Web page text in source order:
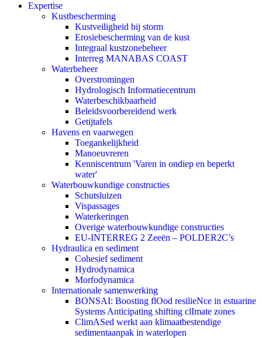
Expertise
Kustbescherming
Kustveiligheid bij storm
Erosiebescherming van de kust
Integraal kustzonebeheer
Interreg MANABAS COAST
Waterbeheer
Overstromingen
Hydrologisch Informatiecentrum
Waterbeschikbaarheid
Beleidsvoorbereidend werk
Getijtafels
Havens en vaarwegen
Toegankelijkheid
Manoeuvreren
Kenniscentrum 'Varen in ondiep en beperkt
water'
Waterbouwkundige constructies
Schutsluizen
Vispassages
Waterkeringen
Overige waterbouwkundige constructies
EU-INTERREG 2 Zeeën – POLDER2C’s
Hydraulica en sediment
Cohesief sediment
Hydrodynamica
Morfodynamica
Internationale samenwerking
BONSAI: Boosting flOod resilieNce in estuarine
Systems Anticipating shifting clImate zones
ClimASed werkt aan klimaatbestendige
sedimentaanpak in waterlopen